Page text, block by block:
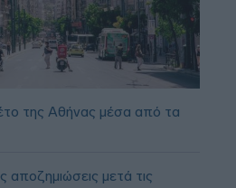
της Αθήνας μέσα από τα
αποζημιώσεις μετά τις